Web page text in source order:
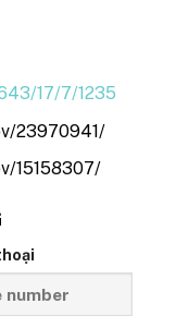
17/7/1235
23970941/
15158307/